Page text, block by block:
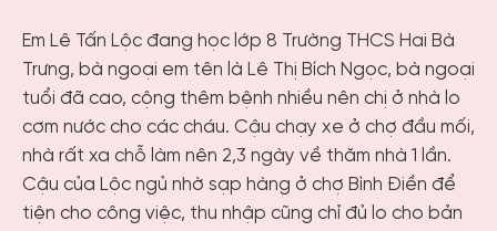
Em Lê Tấn Lộc đang học lớp 8 Trường THCS Hai Bà
Trưng, bà ngoại em tên là Lê Thị Bích Ngọc, bà ngoại
tuổi đã cao, cộng thêm bệnh nhiều nên chị ở nhà lo
cơm nước cho các cháu. Cậu chạy xe ở chợ đầu mối,
nhà rất xa chỗ làm nên 2,3 ngày về thăm nhà 1 lần.
Cậu của Lộc ngủ nhờ sạp hàng ở chợ Bình Điền để
tiện cho công việc, thu nhập cũng chỉ đủ lo cho bản